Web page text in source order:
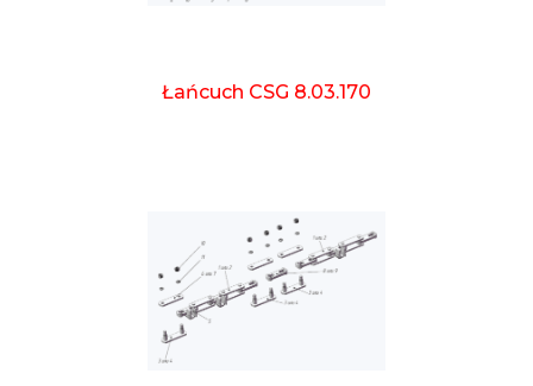
Łańcuch CSG 8.03.170